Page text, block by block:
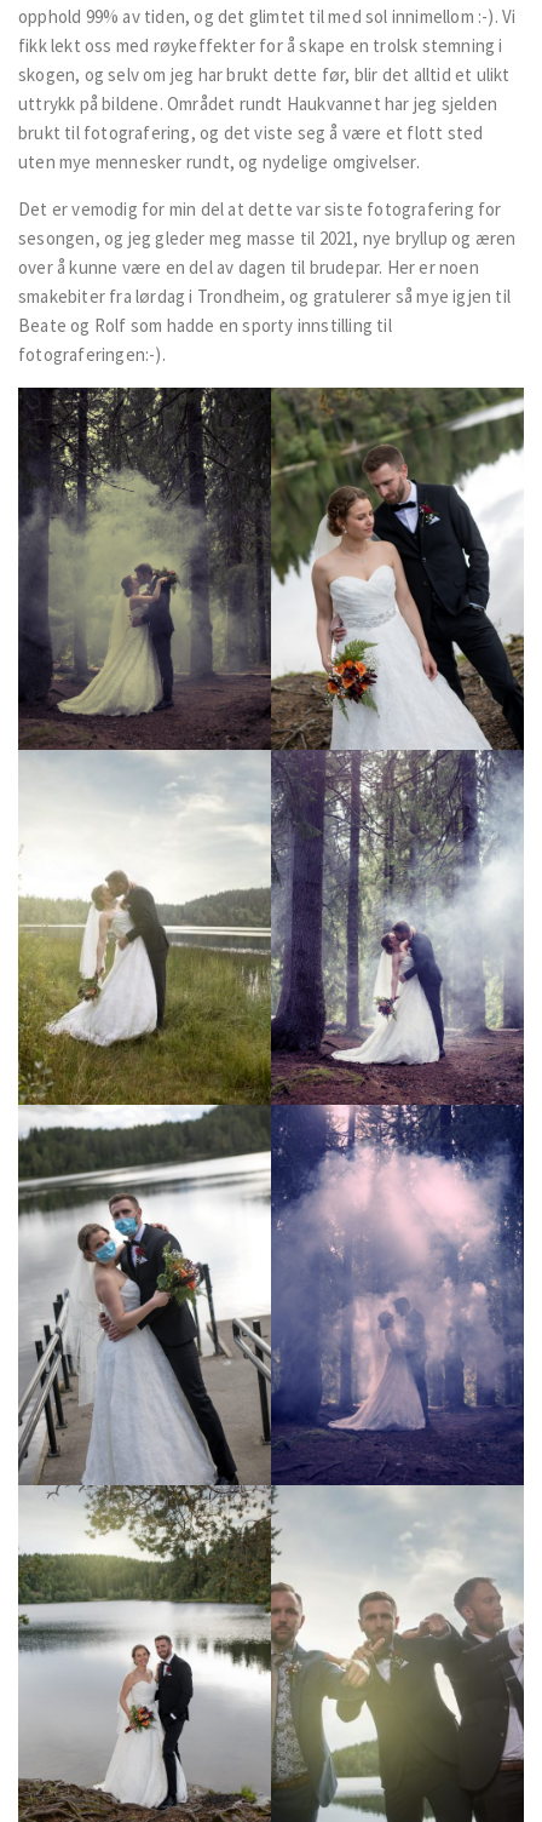
opphold 99% av tiden, og det glimtet til med sol innimellom :-). Vi
fikk lekt oss med røykeffekter for å skape en trolsk stemning i
skogen, og selv om jeg har brukt dette før, blir det alltid et ulikt
uttrykk på bildene. Området rundt Haukvannet har jeg sjelden
brukt til fotografering, og det viste seg å være et flott sted
uten mye mennesker rundt, og nydelige omgivelser.
Det er vemodig for min del at dette var siste fotografering for
sesongen, og jeg gleder meg masse til 2021, nye bryllup og æren
over å kunne være en del av dagen til brudepar. Her er noen
smakebiter fra lørdag i Trondheim, og gratulerer så mye igjen til
Beate og Rolf som hadde en sporty innstilling til
fotograferingen:-).